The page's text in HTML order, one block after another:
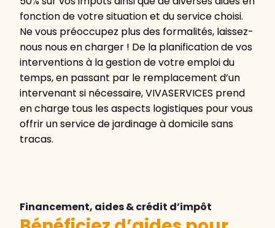
fonction de votre situation et du service choisi.
Ne vous préoccupez plus des formalités, laissez-
nous nous en charger ! De la planification de vos
interventions à la gestion de votre emploi du
temps, en passant par le remplacement d’un
intervenant si nécessaire, VIVASERVICES prend
en charge tous les aspects logistiques pour vous
offrir un service de jardinage à domicile sans
tracas.
Financement, aides & crédit d’impôt